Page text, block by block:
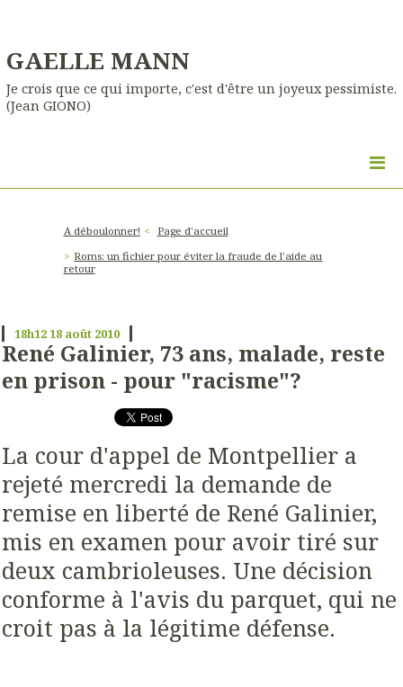
GAELLE MANN
Je crois que ce qui importe, c'est d'être un joyeux pessimiste.
(Jean GIONO)
A déboulonner!
Page d'accueil
Roms: un fichier pour éviter la fraude de l'aide au
retour
18h1218 août 2010
René Galinier, 73 ans, malade, reste
en prison - pour "racisme"?
La cour d'appel de Montpellier a
rejeté mercredi la demande de
remise en liberté de René Galinier,
mis en examen pour avoir tiré sur
deux cambrioleuses. Une décision
conforme à l'avis du parquet, qui ne
croit pas à la légitime défense.